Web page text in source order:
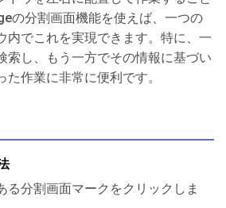
の分割画面機能を使えば、一つの
内でこれを実現できます。特に、一
索し、もう一方でその情報に基づい
た作業に非常に便利です。
る分割画面マークをクリックしま